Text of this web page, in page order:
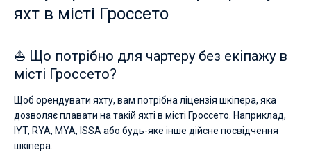
яхт в місті Гроссето
⛵ Що потрібно для чартеру без екіпажу в
місті Гроссето?
Щоб орендувати яхту, вам потрібна ліцензія шкіпера, яка
дозволяє плавати на такій яхті в місті Гроссето. Наприклад,
IYT, RYA, MYA, ISSA або будь-яке інше дійсне посвідчення
шкіпера.